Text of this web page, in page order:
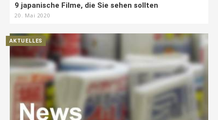
9 japanische Filme, die Sie sehen sollten
20. Mai 2020
AKTUELLES